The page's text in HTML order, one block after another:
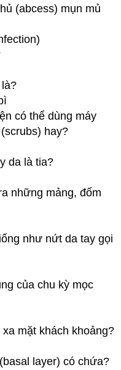
(abcess) mụn mủ
có thể dùng máy
hay?
da là tia?
những mảng, đốm
như nứt da tay gọi
của chu kỳ mọc
mặt khách khoảng?
layer) có chứa?